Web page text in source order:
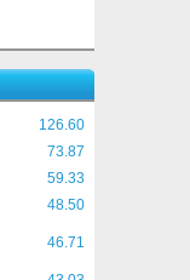
126.60
73.87
59.33
48.50
46.71